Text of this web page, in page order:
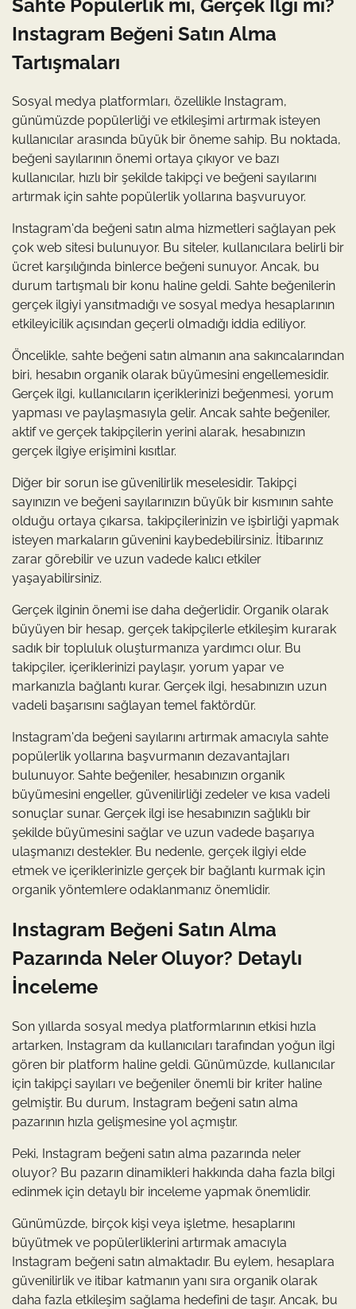
Sahte Popülerlik mi, Gerçek İlgi mi?
Instagram Beğeni Satın Alma
Tartışmaları
Sosyal medya platformları, özellikle Instagram,
günümüzde popülerliği ve etkileşimi artırmak isteyen
kullanıcılar arasında büyük bir öneme sahip. Bu noktada,
beğeni sayılarının önemi ortaya çıkıyor ve bazı
kullanıcılar, hızlı bir şekilde takipçi ve beğeni sayılarını
artırmak için sahte popülerlik yollarına başvuruyor.
Instagram'da beğeni satın alma hizmetleri sağlayan pek
çok web sitesi bulunuyor. Bu siteler, kullanıcılara belirli bir
ücret karşılığında binlerce beğeni sunuyor. Ancak, bu
durum tartışmalı bir konu haline geldi. Sahte beğenilerin
gerçek ilgiyi yansıtmadığı ve sosyal medya hesaplarının
etkileyicilik açısından geçerli olmadığı iddia ediliyor.
Öncelikle, sahte beğeni satın almanın ana sakıncalarından
biri, hesabın organik olarak büyümesini engellemesidir.
Gerçek ilgi, kullanıcıların içeriklerinizi beğenmesi, yorum
yapması ve paylaşmasıyla gelir. Ancak sahte beğeniler,
aktif ve gerçek takipçilerin yerini alarak, hesabınızın
gerçek ilgiye erişimini kısıtlar.
Diğer bir sorun ise güvenilirlik meselesidir. Takipçi
sayınızın ve beğeni sayılarınızın büyük bir kısmının sahte
olduğu ortaya çıkarsa, takipçilerinizin ve işbirliği yapmak
isteyen markaların güvenini kaybedebilirsiniz. İtibarınız
zarar görebilir ve uzun vadede kalıcı etkiler
yaşayabilirsiniz.
Gerçek ilginin önemi ise daha değerlidir. Organik olarak
büyüyen bir hesap, gerçek takipçilerle etkileşim kurarak
sadık bir topluluk oluşturmanıza yardımcı olur. Bu
takipçiler, içeriklerinizi paylaşır, yorum yapar ve
markanızla bağlantı kurar. Gerçek ilgi, hesabınızın uzun
vadeli başarısını sağlayan temel faktördür.
Instagram'da beğeni sayılarını artırmak amacıyla sahte
popülerlik yollarına başvurmanın dezavantajları
bulunuyor. Sahte beğeniler, hesabınızın organik
büyümesini engeller, güvenilirliği zedeler ve kısa vadeli
sonuçlar sunar. Gerçek ilgi ise hesabınızın sağlıklı bir
şekilde büyümesini sağlar ve uzun vadede başarıya
ulaşmanızı destekler. Bu nedenle, gerçek ilgiyi elde
etmek ve içeriklerinizle gerçek bir bağlantı kurmak için
organik yöntemlere odaklanmanız önemlidir.
Instagram Beğeni Satın Alma
Pazarında Neler Oluyor? Detaylı
İnceleme
Son yıllarda sosyal medya platformlarının etkisi hızla
artarken, Instagram da kullanıcıları tarafından yoğun ilgi
gören bir platform haline geldi. Günümüzde, kullanıcılar
için takipçi sayıları ve beğeniler önemli bir kriter haline
gelmiştir. Bu durum, Instagram beğeni satın alma
pazarının hızla gelişmesine yol açmıştır.
Peki, Instagram beğeni satın alma pazarında neler
oluyor? Bu pazarın dinamikleri hakkında daha fazla bilgi
edinmek için detaylı bir inceleme yapmak önemlidir.
Günümüzde, birçok kişi veya işletme, hesaplarını
büyütmek ve popülerliklerini artırmak amacıyla
Instagram beğeni satın almaktadır. Bu eylem, hesaplara
güvenilirlik ve itibar katmanın yanı sıra organik olarak
daha fazla etkileşim sağlama hedefini de taşır. Ancak, bu